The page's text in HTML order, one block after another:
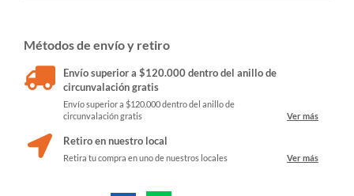
Métodos de envío y retiro
Envío superior a $120.000 dentro del anillo de
circunvalación gratis
Envío superior a $120.000 dentro del anillo de
circunvalación gratis
Ver más
Retiro en nuestro local
Retira tu compra en uno de nuestros locales Ver más